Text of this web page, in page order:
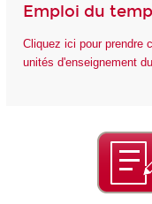
Emploi du
Cliquez ici pour prendre
unités d'enseignement